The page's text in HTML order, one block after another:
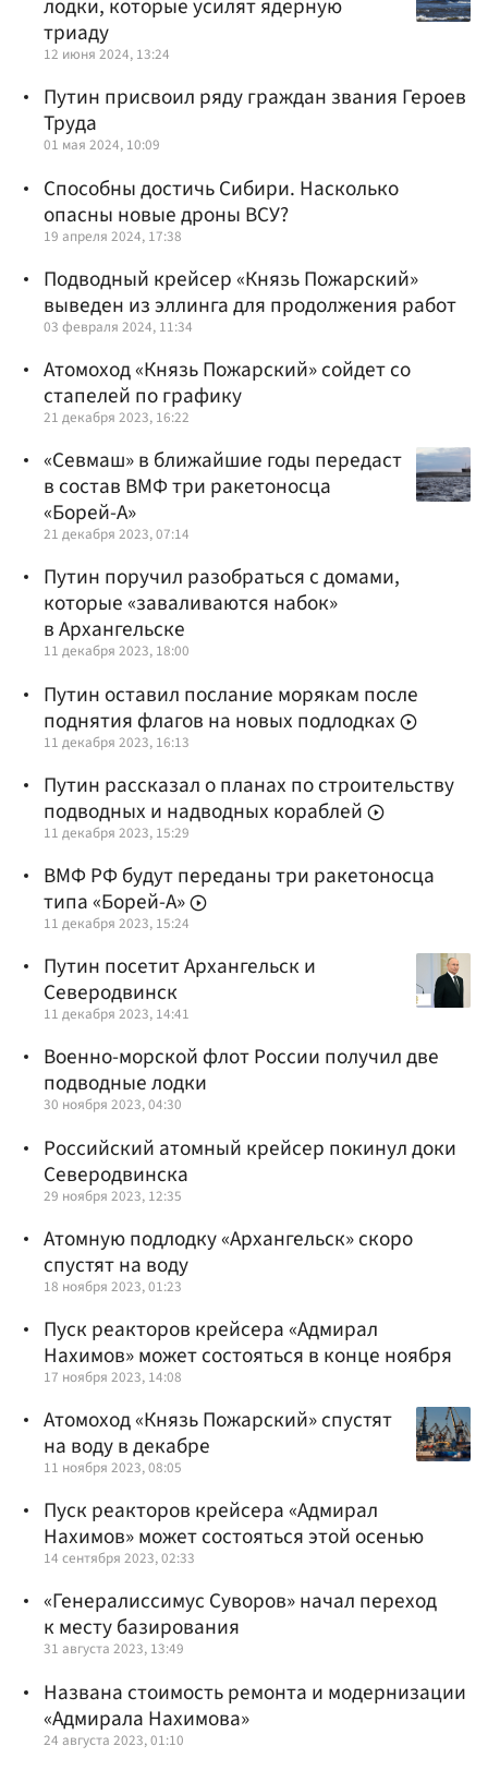
лодки, которые усилят ядерную
триаду
12 июня 2024, 13:24
Путин присвоил ряду граждан звания Героев
Труда
01 мая 2024, 10:09
Способны достичь Сибири. Насколько
опасны новые дроны ВСУ?
19 апреля 2024, 17:38
Подводный крейсер «Князь Пожарский»
выведен из эллинга для продолжения работ
03 февраля 2024, 11:34
Атомоход «Князь Пожарский» сойдет со
стапелей по графику
21 декабря 2023, 16:22
«Севмаш» в ближайшие годы передаст
в состав ВМФ три ракетоносца
«Борей-А»
21 декабря 2023, 07:14
Путин поручил разобраться с домами,
которые «заваливаются набок»
в Архангельске
11 декабря 2023, 18:00
Путин оставил послание морякам после
поднятия флагов на новых подлодках
11 декабря 2023, 16:13
Путин рассказал о планах по строительству
подводных и надводных кораблей
11 декабря 2023, 15:29
ВМФ РФ будут переданы три ракетоносца
типа «Борей-А»
11 декабря 2023, 15:24
Путин посетит Архангельск и
Северодвинск
11 декабря 2023, 14:41
Военно-морской флот России получил две
подводные лодки
30 ноября 2023, 04:30
Российский атомный крейсер покинул доки
Северодвинска
29 ноября 2023, 12:35
Атомную подлодку «Архангельск» скоро
спустят на воду
18 ноября 2023, 01:23
Пуск реакторов крейсера «Адмирал
Нахимов» может состояться в конце ноября
17 ноября 2023, 14:08
Атомоход «Князь Пожарский» спустят
на воду в декабре
11 ноября 2023, 08:05
Пуск реакторов крейсера «Адмирал
Нахимов» может состояться этой осенью
14 сентября 2023, 02:33
«Генералиссимус Суворов» начал переход
к месту базирования
31 августа 2023, 13:49
Названа стоимость ремонта и модернизации
«Адмирала Нахимова»
24 августа 2023, 01:10